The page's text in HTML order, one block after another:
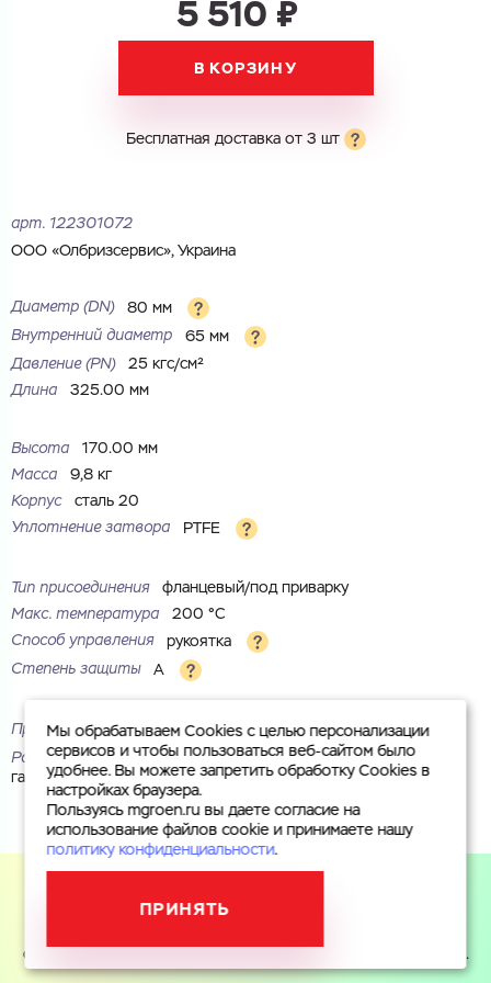
Электронная почта
Город
Комментарий
Cоглашаюсь на обработку
ГОТОВО
Файл с реквизитами огранизации (любой формат, макс. 20
Cоглашаюсь на обработку
5 510 ₽
В КОРЗИНУ
Бесплатная доставка от 3 шт
арт. 122301072
ООО «Олбризсервис», Украина
Диаметр (DN)
80 мм
Внутренний диаметр
65 мм
Давление (РN)
25 кгс/см²
Длина
325.00 мм
Высота
170.00 мм
Масса
9,8 кг
Корпус
сталь 20
Уплотнение затвора
PTFE
Тип присоединения
фланцевый/под приварку
Макс. температура
200 °С
Способ управления
рукоятка
Степень защиты
A
Проход стандартный
Рабочая среда
вода, пар, воздух, инертные газы, природный
газ, нефтепродукты
файлов cookie и принимаете
.
Мы обрабатываем Cookies с целью персонализации
сервисов и чтобы пользоваться веб-сайтом было
удобнее. Вы можете запретить обработку Cookies в
настройках браузера.
Пользуясь mgroen.ru вы даете согласие на
использование файлов cookie и принимаете нашу
политику конфиденциальности.
ПРИНЯТЬ